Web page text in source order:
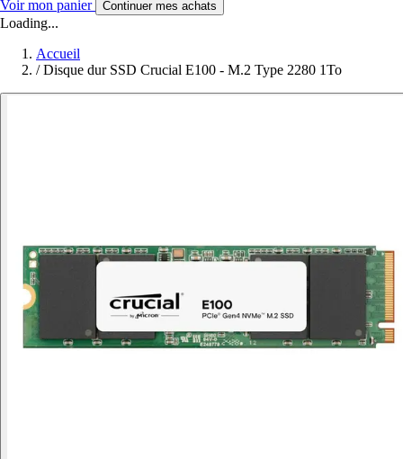
Voir mon panier Continuer mes achats
Loading...
Accueil
/ Disque dur SSD Crucial E100 - M.2 Type 2280 1To